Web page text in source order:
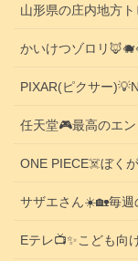
山形県の庄内地方
かいけつゾロリ
PIXAR(ピクサー
任天堂🎮️最高のエ
ONE PIECE☠️ぼく
サザエさん☀️🏡毎週
Eテレ📺️✨こども向